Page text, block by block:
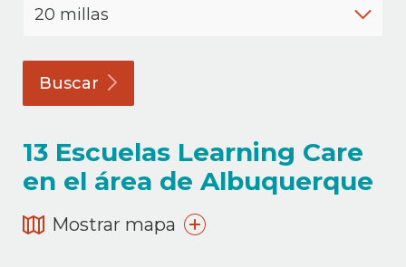
Buscar
13 Escuelas Learning Care
en el área de Albuquerque
Mostrar mapa